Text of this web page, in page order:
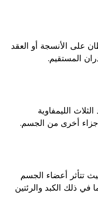
على الأنسجة أو العقد
المستقيم.
الليمفاوية
أخرى من الجسم.
تتأثر أعضاء الجسم
في ذلك الكبد والرئتين